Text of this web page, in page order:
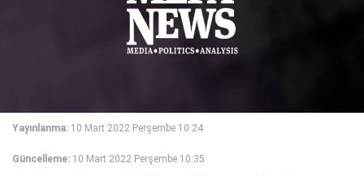
Yayınlanma: 10 Mart 2022 Perşembe 10:24
Güncelleme: 10 Mart 2022 Perşembe 10:35